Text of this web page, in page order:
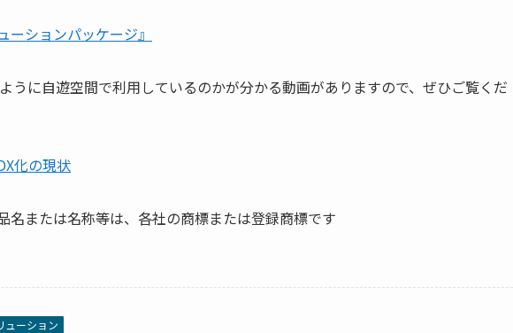
ションパッケージ』
うに自遊空間で利用しているのかが分かる動画がありますので、ぜひご覧くだ
化の現状
または名称等は、各社の商標または登録商標です
ューション